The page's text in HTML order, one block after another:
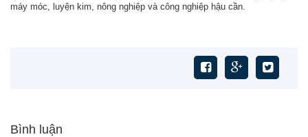
máy móc, luyện kim, nông nghiệp và công nghiệp hậu cần.
Bình luận